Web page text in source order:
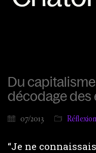
Du
décodage des
07/2013 Réflexion
“Je ne